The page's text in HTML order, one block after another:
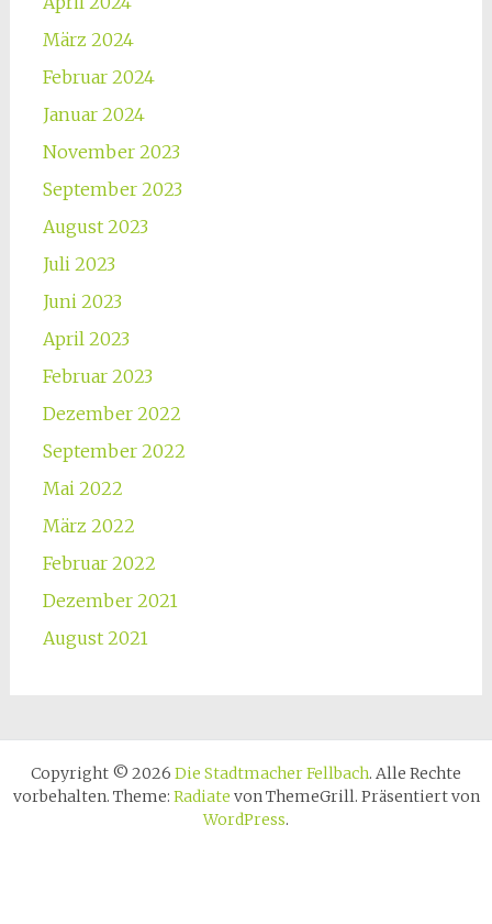
März 2024
Februar 2024
Januar 2024
November 2023
September 2023
August 2023
Juli 2023
Juni 2023
April 2023
Februar 2023
Dezember 2022
September 2022
Mai 2022
März 2022
Februar 2022
Dezember 2021
August 2021
Copyright © 2026 Die Stadtmacher Fellbach. Alle Rechte
vorbehalten. Theme: Radiate von ThemeGrill. Präsentiert von
WordPress.